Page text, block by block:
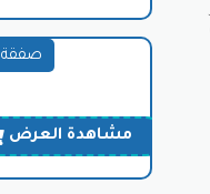
صفقة
مشاهدة العرض